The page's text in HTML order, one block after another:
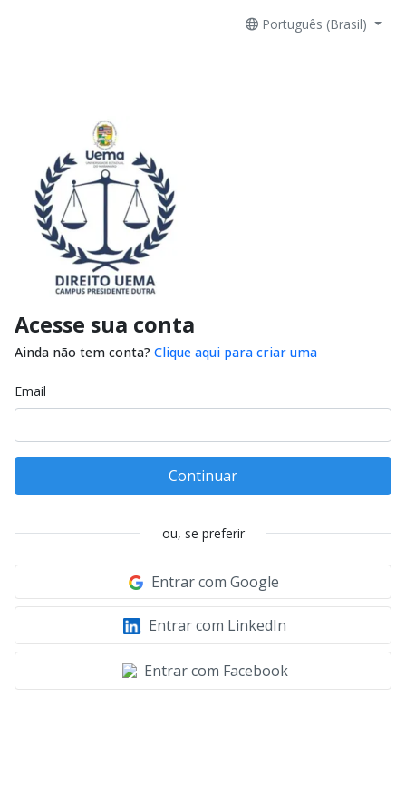
Português (Brasil)
Acesse sua conta
Ainda não tem conta? Clique aqui para criar uma
Email
Continuar
ou, se preferir
Entrar com Google
Entrar com LinkedIn
Entrar com Facebook